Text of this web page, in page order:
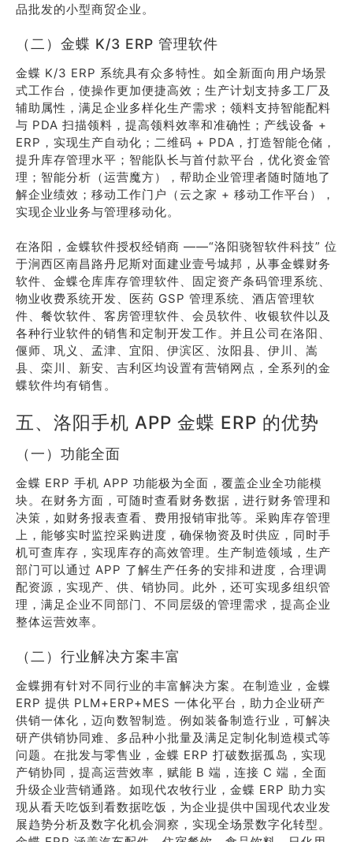
品批发的小型商贸企业。
（二）金蝶 K/3 ERP 管理软件
金蝶 K/3 ERP 系统具有众多特性。如全新面向用户场景
式工作台，使操作更加便捷高效；生产计划支持多工厂及
辅助属性，满足企业多样化生产需求；领料支持智能配料
与 PDA 扫描领料，提高领料效率和准确性；产线设备 +
ERP，实现生产自动化；二维码 + PDA，打造智能仓储，
提升库存管理水平；智能队长与首付款平台，优化资金管
理；智能分析（运营魔方），帮助企业管理者随时随地了
解企业绩效；移动工作门户（云之家 + 移动工作平台），
实现企业业务与管理移动化。
在洛阳，金蝶软件授权经销商 ——“洛阳骁智软件科技” 位
于涧西区南昌路丹尼斯对面建业壹号城邦，从事金蝶财务
软件、金蝶仓库库存管理软件、固定资产条码管理系统、
物业收费系统开发、医药 GSP 管理系统、酒店管理软
件、餐饮软件、客房管理软件、会员软件、收银软件以及
各种行业软件的销售和定制开发工作。并且公司在洛阳、
偃师、巩义、孟津、宜阳、伊滨区、汝阳县、伊川、嵩
县、栾川、新安、吉利区均设置有营销网点，全系列的金
蝶软件均有销售。
五、洛阳手机 APP 金蝶 ERP 的优势
（一）功能全面
金蝶 ERP 手机 APP 功能极为全面，覆盖企业全功能模
块。在财务方面，可随时查看财务数据，进行财务管理和
决策，如财务报表查看、费用报销审批等。采购库存管理
上，能够实时监控采购进度，确保物资及时供应，同时手
机可查库存，实现库存的高效管理。生产制造领域，生产
部门可以通过 APP 了解生产任务的安排和进度，合理调
配资源，实现产、供、销协同。此外，还可实现多组织管
理，满足企业不同部门、不同层级的管理需求，提高企业
整体运营效率。
（二）行业解决方案丰富
金蝶拥有针对不同行业的丰富解决方案。在制造业，金蝶
ERP 提供 PLM+ERP+MES 一体化平台，助力企业研产
供销一体化，迈向数智制造。例如装备制造行业，可解决
研产供销协同难、多品种小批量及满足定制化制造模式等
问题。在批发与零售业，金蝶 ERP 打破数据孤岛，实现
产销协同，提高运营效率，赋能 B 端，连接 C 端，全面
升级企业营销通路。如现代农牧行业，金蝶 ERP 助力实
现从看天吃饭到看数据吃饭，为企业提供中国现代农业发
展趋势分析及数字化机会洞察，实现全场景数字化转型。